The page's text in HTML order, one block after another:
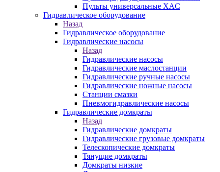
Пульты универсальные XAC
Гидравлическое оборудование
Назад
Гидравлическое оборудование
Гидравлические насосы
Назад
Гидравлические насосы
Гидравлические маслостанции
Гидравлические ручные насосы
Гидравлические ножные насосы
Станции смазки
Пневмогидравлические насосы
Гидравлические домкраты
Назад
Гидравлические домкраты
Гидравлические грузовые домкраты
Телескопические домкраты
Тянущие домкраты
Домкраты низкие